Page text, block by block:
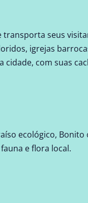
seus
igrejas
cidade, com suas
ecológico,
e flora local.